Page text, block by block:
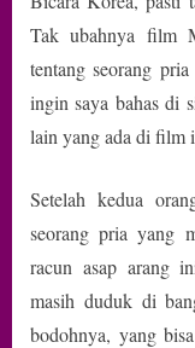
Tak ubahnya film
tentang seorang
ingin saya bahas di
lain yang ada di film
Setelah kedua
seorang pria yang
racun asap arang
masih duduk di
bodohnya, yang